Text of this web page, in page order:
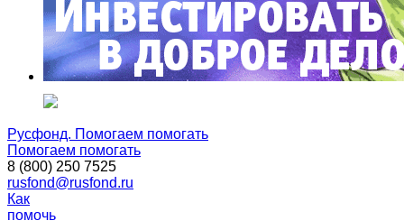
Русфонд. Помогаем помогать
Помогаем помогать
8 (800) 250 7525
rusfond@rusfond.ru
Как
помочь